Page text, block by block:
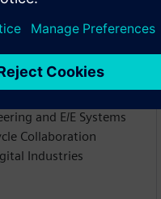
Engineering
in the role of a
Software Defined
and E/E Systems
Collaboration
Industries